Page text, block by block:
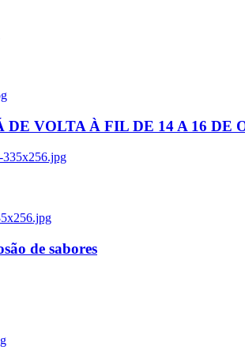
VOLTA À FIL DE 14 A 16 DE
335x256.jpg
de sabores